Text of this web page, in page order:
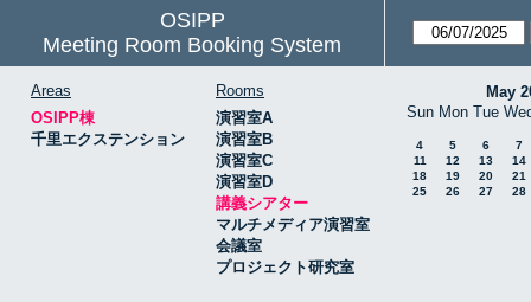
OSIPP
Meeting Room Booking System
Areas
OSIPP棟
千里エクステンション
Rooms
演習室A
演習室B
演習室C
演習室D
講義シアター
マルチメディア演習室
会議室
プロジェクト研究室
May
Sun Mon Tue
4 5 6
7
11
12 13
14
18
19 20
21
25
26 27 28